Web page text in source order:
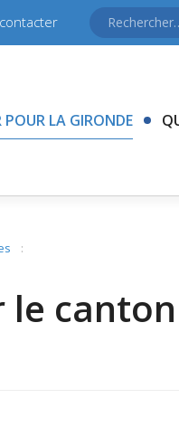
POUR LA GIRONDE
:
canton